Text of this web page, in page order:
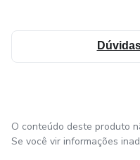
O conteúdo deste produto
Se você vir informações